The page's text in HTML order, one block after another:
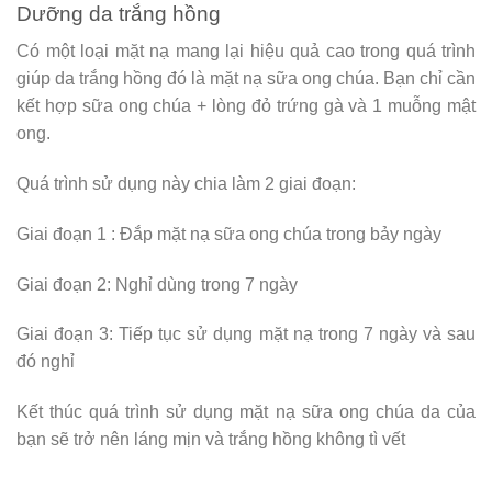
Dưỡng da trắng hồng
Có một loại mặt nạ mang lại hiệu quả cao trong quá trình
giúp da trắng hồng đó là mặt nạ sữa ong chúa. Bạn chỉ cần
kết hợp sữa ong chúa + lòng đỏ trứng gà và 1 muỗng mật
ong.
Quá trình sử dụng này chia làm 2 giai đoạn:
Giai đoạn 1 : Đắp mặt nạ sữa ong chúa trong bảy ngày
Giai đoạn 2: Nghỉ dùng trong 7 ngày
Giai đoạn 3: Tiếp tục sử dụng mặt nạ trong 7 ngày và sau
đó nghỉ
Kết thúc quá trình sử dụng mặt nạ sữa ong chúa da của
bạn sẽ trở nên láng mịn và trắng hồng không tì vết